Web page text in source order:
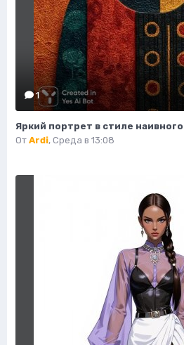
1
От Ardi, Среда в 13:08